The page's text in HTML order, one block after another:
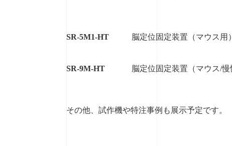
SR-5M1-HT 脳定位固定装置（マウス用）
SR-9M-HT 脳定位固定装置（マウス/慢
その他、試作機や特注事例も展示予定です。